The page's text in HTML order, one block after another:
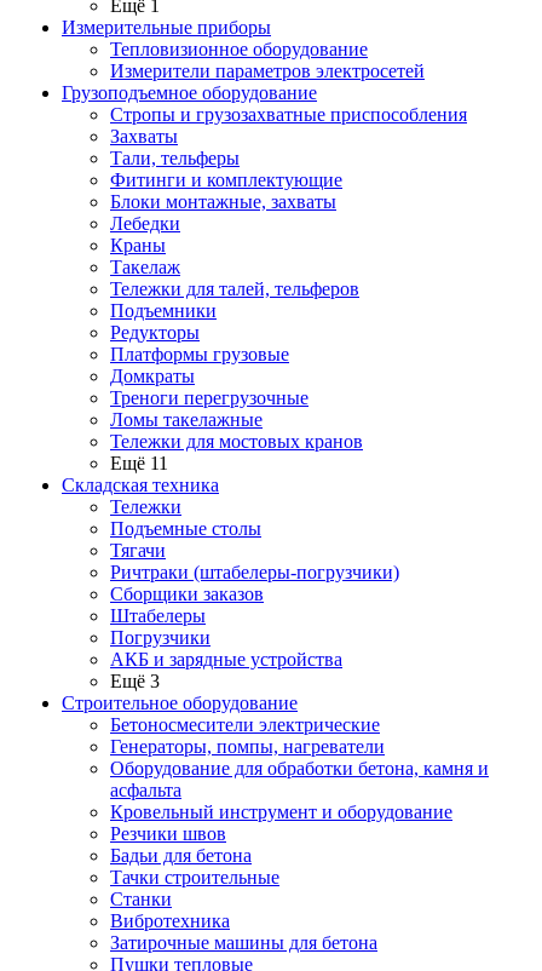
Ещё 1
Измерительные приборы
Тепловизионное оборудование
Измерители параметров электросетей
Грузоподъемное оборудование
Стропы и грузозахватные приспособления
Захваты
Тали, тельферы
Фитинги и комплектующие
Блоки монтажные, захваты
Лебедки
Краны
Такелаж
Тележки для талей, тельферов
Подъемники
Редукторы
Платформы грузовые
Домкраты
Треноги перегрузочные
Ломы такелажные
Тележки для мостовых кранов
Ещё 11
Складская техника
Тележки
Подъемные столы
Тягачи
Ричтраки (штабелеры-погрузчики)
Сборщики заказов
Штабелеры
Погрузчики
АКБ и зарядные устройства
Ещё 3
Строительное оборудование
Бетоносмесители электрические
Генераторы, помпы, нагреватели
Оборудование для обработки бетона, камня и
асфальта
Кровельный инструмент и оборудование
Резчики швов
Бадьи для бетона
Тачки строительные
Станки
Вибротехника
Затирочные машины для бетона
Пушки тепловые